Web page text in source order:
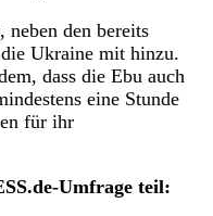
den bereits
Ukraine mit hinzu.
dass die Ebu auch
eine Stunde
für ihr
Umfrage teil: